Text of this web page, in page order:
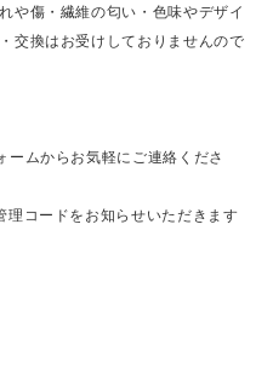
や傷・繊維の匂い・色味やデザイ
交換はお受けしておりませんので
ムからお気軽にご連絡くださ
理コードをお知らせいただきます